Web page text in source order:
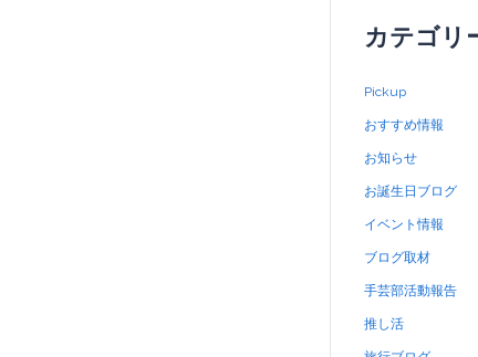
カテゴリ
Pickup
おすすめ情報
お知らせ
お誕生日ブログ
イベント情報
ブログ取材
手芸部活動報告
推し活